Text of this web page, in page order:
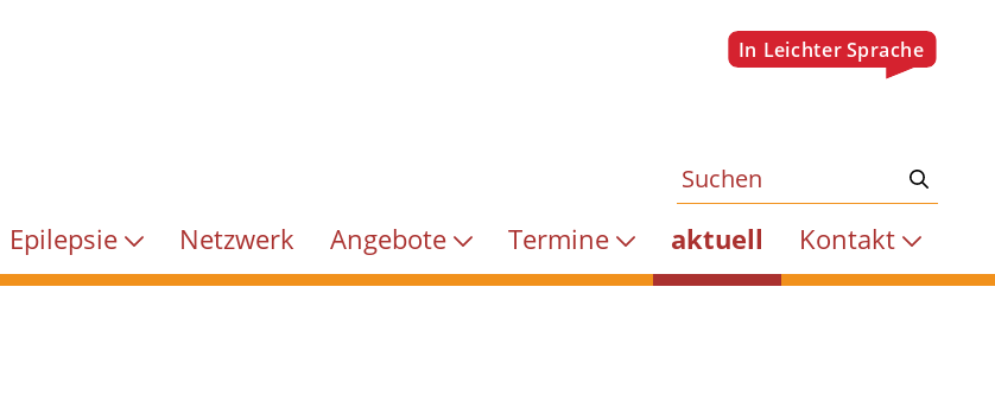
Epilepsie Netzwerk Angebote Termine aktuell Kontakt